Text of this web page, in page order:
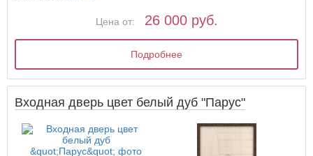
Цена от: 26 000 руб.
Подробнее
Входная дверь цвет белый дуб "Парус"